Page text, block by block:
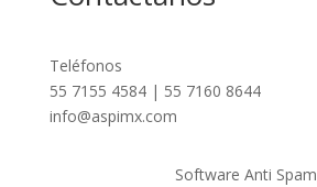
Teléfonos
55 7155 4584 | 55 7160 8644
info@aspimx.com
Software Anti Spam